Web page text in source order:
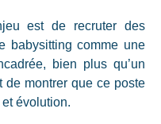
est de recruter des
babysitting comme une
bien plus qu’un
de montrer que ce poste
évolution.